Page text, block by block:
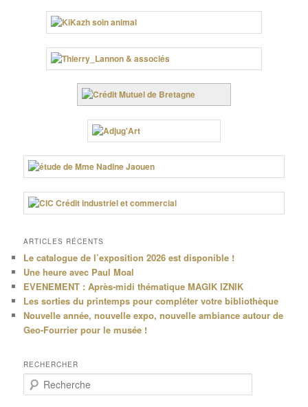
ARTICLES RÉCENTS
Le catalogue de l’exposition 2026 est disponible !
Une heure avec Paul Moal
EVENEMENT : Après-midi thématique MAGIK IZNIK
Les sorties du printemps pour compléter votre bibliothèque
Nouvelle année, nouvelle expo, nouvelle ambiance autour de
Geo-Fourrier pour le musée !
RECHERCHER
e